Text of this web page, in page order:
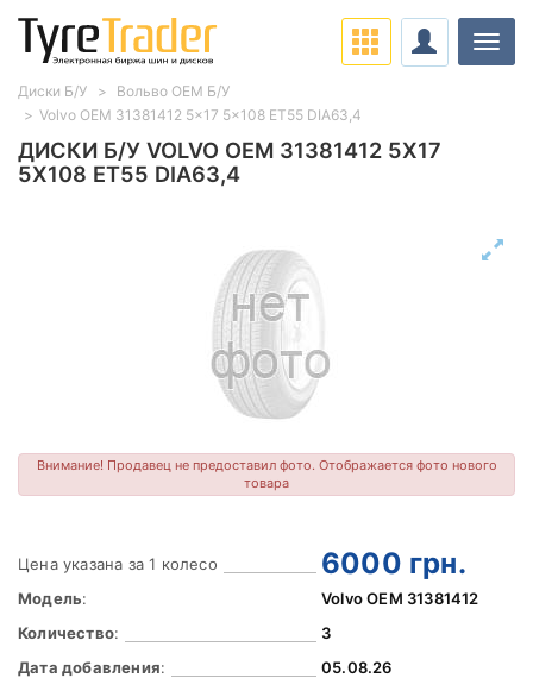
ДИСКИ Б/У VOLVO OEM 31381412 5X17
5X108 ET55 DIA63,4
Внимание! Продавец не предоставил фото. Отображается фото нового
товара
Цена указана за 1 колесо 6000 грн.
Модель:
Volvo OEM 31381412
Количество:
3
Дата добавления:
05.08.26
Диски Б/У
Вольво ОЕМ Б/У
Volvo OEM 31381412 5x17 5x108 ET55 DIA63,4